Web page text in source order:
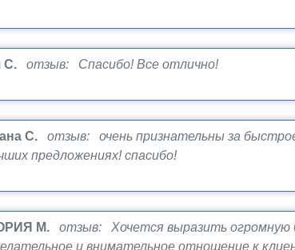
С.
отзыв: Спасибо! Все отлично!
С.
отзыв: очень признательны за
предложениях! спасибо!
М.
отзыв: Хочется выразить огромную
и внимательное отношение к